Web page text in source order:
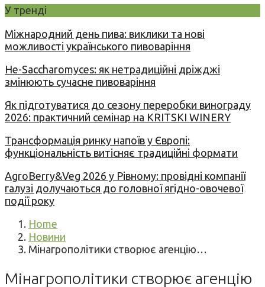
У тренді
Міжнародний день пива: виклики та нові
можливості українського пивоваріння
Не-Saccharomyces: як нетрадиційні дріжджі
змінюють сучасне пивоваріння
Як підготуватися до сезону переробки винограду
2026: практичний семінар на KRITSKI WINERY
Трансформація ринку напоїв у Європі:
функціональність витісняє традиційні формати
AgroBerry&Veg 2026 у Рівному: провідні компанії
галузі долучаються до головної ягідно-овочевої
події року
Home
Новини
Мінагрополітики створює агенцію…
Мінагрополітики створює агенцію